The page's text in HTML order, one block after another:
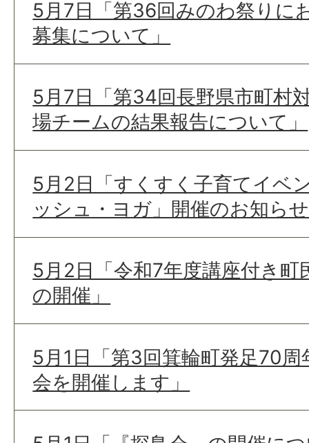
5月7日「第36回みのわ祭りに
募集について」
5月7日「第34回長野県市町村
場チームの結果報告について」
5月2日「すくすく子育てイベ
ッシュ・ヨガ」開催のお知ら
5月2日「令和7年度講座付き町
の開催」
5月1日「第3回箕輪町発足70
会を開催します」